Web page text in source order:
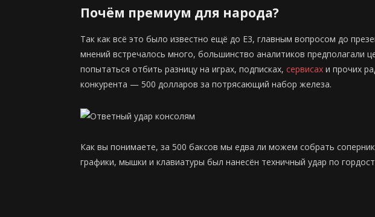
Почём премиум для народа?
Так как всё это было известно ещё до Е3, главным вопросом до
мнений встречалось много, большинство аналитиков
попытаться отбить разницу на играх, подписках, сервисах и прочих
конкурента — 500 долларов за потрясающий набор железа.
Как вы понимаете, за 500 баксов мы едва ли можем собрать
графики, мышки и клавиатуры был нанесён техничный удар по